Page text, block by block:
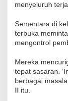
menyeluruh
Sementara di
terbuka
mengontrol
Mereka
tepat sasaran.
berbagai
II itu.